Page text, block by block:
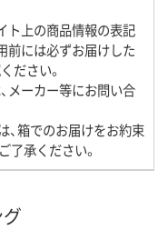
ト上の商品情報の表記
前には必ずお届けした
ださい。
メーカー等にお問い合
、箱でのお届けをお約束
了承ください。